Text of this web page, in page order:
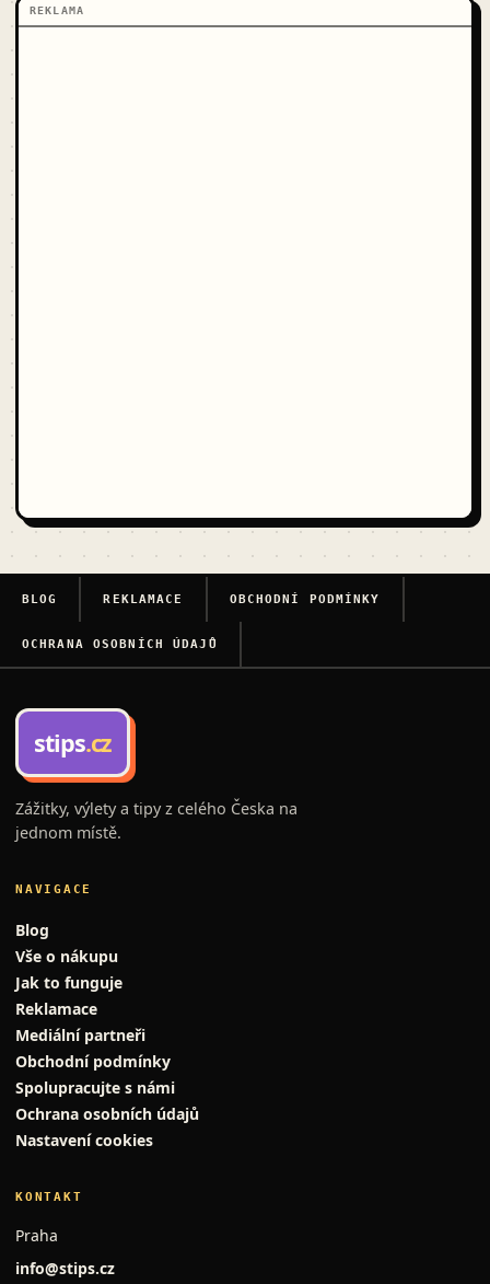
REKLAMA
BLOG REKLAMACE OBCHODNÍ PODMÍNKY
OCHRANA OSOBNÍCH ÚDAJŮ
stips.cz
Zážitky, výlety a tipy z celého Česka na
jednom místě.
NAVIGACE
Blog
Vše o nákupu
Jak to funguje
Reklamace
Mediální partneři
Obchodní podmínky
Spolupracujte s námi
Ochrana osobních údajů
Nastavení cookies
KONTAKT
Praha
info@stips.cz